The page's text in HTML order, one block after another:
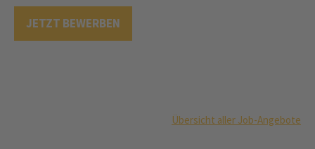
JETZT BEWERBEN
Übersicht aller Job-Angebote